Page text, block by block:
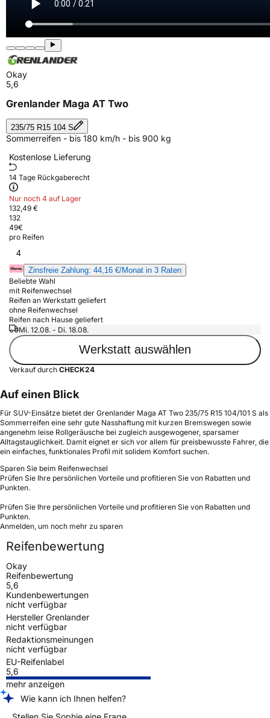
Okay
5,6
Grenlander Maga AT Two
235/75 R15 104 S
Sommerreifen - bis 180 km/h - bis 900 kg
Kostenlose Lieferung
14 Tage Rückgaberecht
Nur noch 4 auf Lager
132,49 €
132
49€
pro Reifen
4
Zinsfreie Zahlung: 44,16 €/Monat in 3 Raten
Beliebte Wahl
mit Reifenwechsel
Reifen an Werkstatt geliefert
ohne Reifenwechsel
Reifen nach Hause geliefert
Mi. 12.08. - Di. 18.08.
Werkstatt auswählen
Verkauf durch CHECK24
Auf einen Blick
Für SUV-Einsätze bietet der Grenlander Maga AT Two 235/75 R15 104/101 S als
Sommerreifen eine sehr gute Nasshaftung mit kurzen Bremswegen sowie
angenehm leise Rollgeräusche bei zugleich ausgewogener, sparsamer
Alltagstauglichkeit. Damit eignet er sich vor allem für preisbewusste Fahrer, die
ein einfaches, funktionales Profil mit solidem Komfort suchen.
Sparen Sie beim Reifenwechsel
Prüfen Sie Ihre persönlichen Vorteile und profitieren Sie von Rabatten und
Punkten.
Prüfen Sie Ihre persönlichen Vorteile und profitieren Sie von Rabatten und
Punkten.
Anmelden, um noch mehr zu sparen
Reifenbewertung
Okay
Reifenbewertung
5,6
Kundenbewertungen
nicht verfügbar
Hersteller Grenlander
nicht verfügbar
Redaktionsmeinungen
nicht verfügbar
EU-Reifenlabel
5,6
mehr anzeigen
Wie kann ich Ihnen helfen?